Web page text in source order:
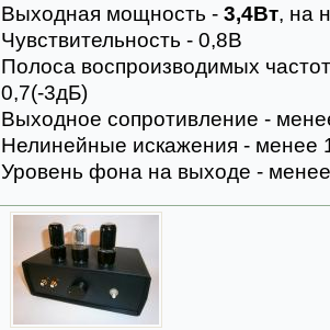
Выходная мощность - 3,4Вт, на
Чувствительность - 0,8В
Полоса воспроизводимых
0,7(-3дБ)
Выходное сопротивление -
Нелинейные искажения - менее
Уровень фона на выходе -